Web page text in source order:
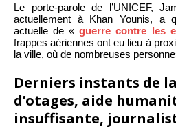
Le porte-parole de l’UNICEF,
actuellement à Khan Younis, a
actuelle de «guerre contre les
frappes aériennes ont eu lieu à
la ville, où de nombreuses
Derniers instants de
d’otages, aide
insuffisante,